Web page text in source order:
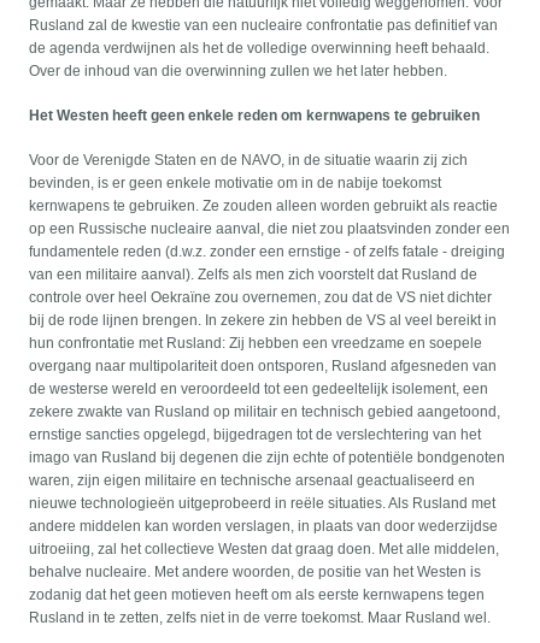
Rusland zal de kwestie van een nucleaire confrontatie pas definitief van
de agenda verdwijnen als het de volledige overwinning heeft behaald.
Over de inhoud van die overwinning zullen we het later hebben.
Het Westen heeft geen enkele reden om kernwapens te gebruiken
Voor de Verenigde Staten en de NAVO, in de situatie waarin zij zich
bevinden, is er geen enkele motivatie om in de nabije toekomst
kernwapens te gebruiken. Ze zouden alleen worden gebruikt als reactie
op een Russische nucleaire aanval, die niet zou plaatsvinden zonder een
fundamentele reden (d.w.z. zonder een ernstige - of zelfs fatale - dreiging
van een militaire aanval). Zelfs als men zich voorstelt dat Rusland de
controle over heel Oekraïne zou overnemen, zou dat de VS niet dichter
bij de rode lijnen brengen. In zekere zin hebben de VS al veel bereikt in
hun confrontatie met Rusland: Zij hebben een vreedzame en soepele
overgang naar multipolariteit doen ontsporen, Rusland afgesneden van
de westerse wereld en veroordeeld tot een gedeeltelijk isolement, een
zekere zwakte van Rusland op militair en technisch gebied aangetoond,
ernstige sancties opgelegd, bijgedragen tot de verslechtering van het
imago van Rusland bij degenen die zijn echte of potentiële bondgenoten
waren, zijn eigen militaire en technische arsenaal geactualiseerd en
nieuwe technologieën uitgeprobeerd in reële situaties. Als Rusland met
andere middelen kan worden verslagen, in plaats van door wederzijdse
uitroeiing, zal het collectieve Westen dat graag doen. Met alle middelen,
behalve nucleaire. Met andere woorden, de positie van het Westen is
zodanig dat het geen motieven heeft om als eerste kernwapens tegen
Rusland in te zetten, zelfs niet in de verre toekomst. Maar Rusland wel.